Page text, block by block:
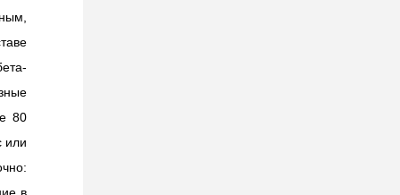
80
или
в